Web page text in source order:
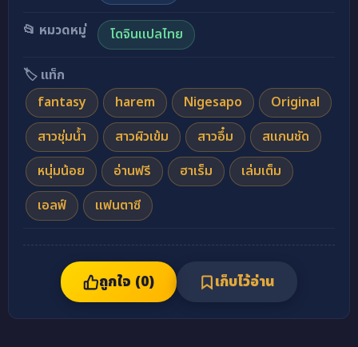
เรื่องที่เก็บไว้
📂 หมวดหมู่ โดจินแปลไทย
🏷️ แท็ก
fantasy
harem Nigesapo
Original
สาวชุ่มน้ำ
สาวผิวเข้ม สาวอึ๋ม
สแกนชัด
หนุ่มน้อย
อ่านฟรี ฮาเร็ม
เล่มเต็ม
เอลฟ์
แฟนตาซี
ถูกใจ (0) เก็บไว้อ่าน